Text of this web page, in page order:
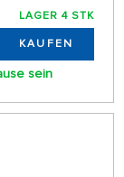
LAGER 4 STK
KAUFEN
sein